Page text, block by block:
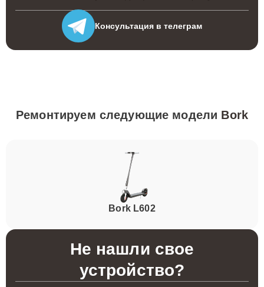
Консультация в телеграм
Ремонтируем следующие модели Bork
Bork L602
Не нашли свое
устройство?